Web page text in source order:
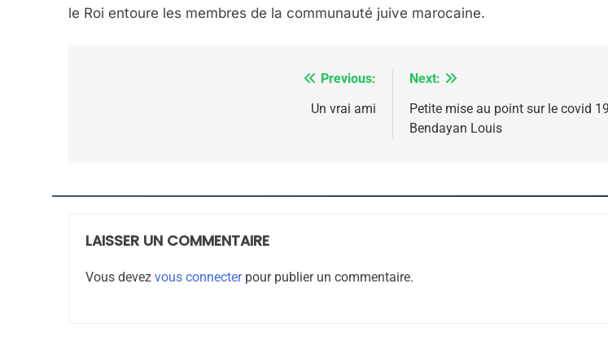
le Roi entoure les membres de la communauté juive marocaine.
Previous:
Un vrai ami
Next:
Petite mise au point sur le covid
Bendayan Louis
LAISSER UN COMMENTAIRE
Vous devez vous connecterpour publier un commentaire.
CE QUI NOUS MANQUE – Jacques Hadida